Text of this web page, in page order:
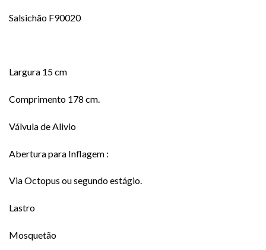
Salsichão F90020
Largura 15 cm
Comprimento 178 cm.
Válvula de Alivio
Abertura para Inflagem :
Via Octopus ou segundo estágio.
Lastro
Mosquetão